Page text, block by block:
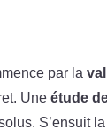
par la
Uneétude
S’ensuit